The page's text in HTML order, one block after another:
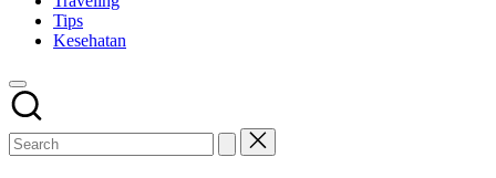
Tips
Kesehatan